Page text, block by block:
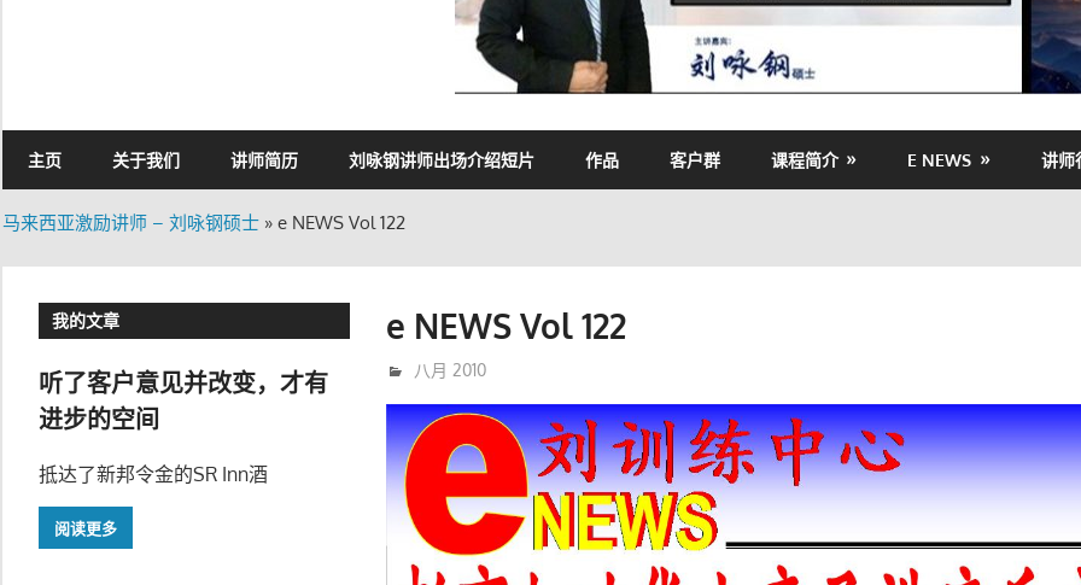
主页 关于我们 讲师简历 刘咏钢讲师出场介绍短片 作品 客户群 课程简介 E NEWS 讲师
马来西亚激励讲师 – 刘咏钢硕士 » e NEWS Vol 122
e NEWS Vol 122
8月 23, 2010
trainer
八月 2010
我的文章
听了客户意见并改变，才有
进步的空间
抵达了新邦令金的SR Inn酒
阅读更多